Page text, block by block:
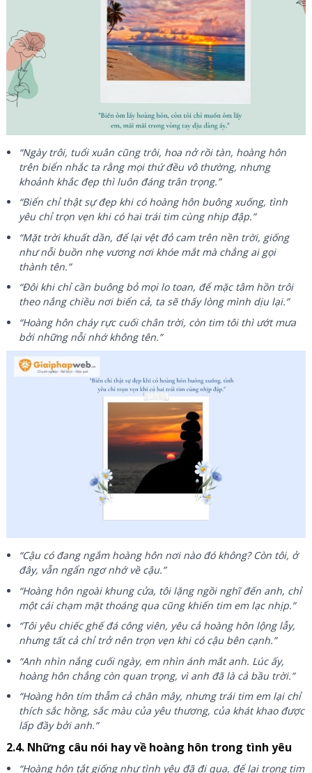
“Ngày trôi, tuổi xuân cũng trôi, hoa nở rồi tàn, hoàng hôn
trên biển nhắc ta rằng mọi thứ đều vô thường, nhưng
khoảnh khắc đẹp thì luôn đáng trân trọng.”
“Biển chỉ thật sự đẹp khi có hoàng hôn buông xuống, tình
yêu chỉ trọn vẹn khi có hai trái tim cùng nhịp đập.”
“Mặt trời khuất dần, để lại vệt đỏ cam trên nền trời, giống
như nỗi buồn nhẹ vương nơi khóe mắt mà chẳng ai gọi
thành tên.”
“Đôi khi chỉ cần buông bỏ mọi lo toan, để mặc tâm hồn trôi
theo nắng chiều nơi biển cả, ta sẽ thấy lòng mình dịu lại.”
“Hoàng hôn cháy rực cuối chân trời, còn tim tôi thì ướt mưa
bởi những nỗi nhớ không tên.”
“Cậu có đang ngắm hoàng hôn nơi nào đó không? Còn tôi, ở
đây, vẫn ngẩn ngơ nhớ về cậu.”
“Hoàng hôn ngoài khung cửa, tôi lặng ngồi nghĩ đến anh, chỉ
một cái chạm mặt thoáng qua cũng khiến tim em lạc nhịp.”
“Tôi yêu chiếc ghế đá công viên, yêu cả hoàng hôn lộng lẫy,
nhưng tất cả chỉ trở nên trọn vẹn khi có cậu bên cạnh.”
“Anh nhìn nắng cuối ngày, em nhìn ánh mắt anh. Lúc ấy,
hoàng hôn chẳng còn quan trọng, vì anh đã là cả bầu trời.”
“Hoàng hôn tím thẫm cả chân mây, nhưng trái tim em lại chỉ
thích sắc hồng, sắc màu của yêu thương, của khát khao được
lấp đầy bởi anh.”
2.4. Những câu nói hay về hoàng hôn trong tình yêu
“Hoàng hôn tắt giống như tình yêu đã đi qua, để lại trong tim